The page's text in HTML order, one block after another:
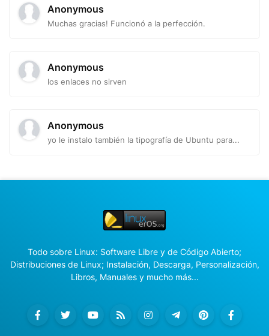
Anonymous
Muchas gracias! Funcionó a la perfección.
Anonymous
los enlaces no sirven
Anonymous
yo le instalo también la tipografía de Ubuntu para...
Todo sobre Linux: Software Libre y de Código Abierto;
Distribuciones de Linux; Instalación, Descarga, Personalización,
Libros, Manuales y mucho más...